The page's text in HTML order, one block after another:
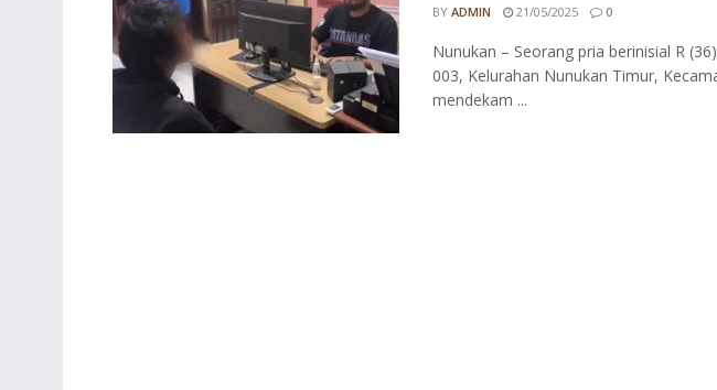
BY ADMIN 21/05/2025 0
Nunukan – Seorang pria berinisial R
003, Kelurahan Nunukan Timur,
mendekam ...